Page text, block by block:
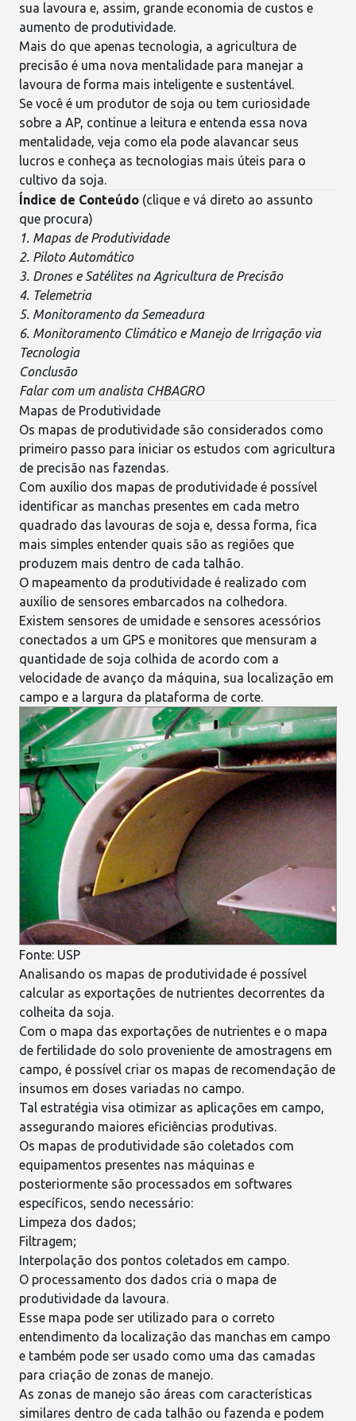
sua lavoura e, assim, grande economia de custos e
aumento de produtividade.
Mais do que apenas tecnologia, a agricultura de
precisão é uma nova mentalidade para manejar a
lavoura de forma mais inteligente e sustentável.
Se você é um produtor de soja ou tem curiosidade
sobre a AP, continue a leitura e entenda essa nova
mentalidade, veja como ela pode alavancar seus
lucros e conheça as tecnologias mais úteis para o
cultivo da soja.
Índice de Conteúdo (clique e vá direto ao assunto
que procura)
1. Mapas de Produtividade
2. Piloto Automático
3. Drones e Satélites na Agricultura de Precisão
4. Telemetria
5. Monitoramento da Semeadura
6. Monitoramento Climático e Manejo de Irrigação via
Tecnologia
Conclusão
Falar com um analista CHBAGRO
Mapas de Produtividade
Os mapas de produtividade são considerados como
primeiro passo para iniciar os estudos com agricultura
de precisão nas fazendas.
Com auxílio dos mapas de produtividade é possível
identificar as manchas presentes em cada metro
quadrado das lavouras de soja e, dessa forma, fica
mais simples entender quais são as regiões que
produzem mais dentro de cada talhão.
O mapeamento da produtividade é realizado com
auxílio de sensores embarcados na colhedora.
Existem sensores de umidade e sensores acessórios
conectados a um GPS e monitores que mensuram a
quantidade de soja colhida de acordo com a
velocidade de avanço da máquina, sua localização em
campo e a largura da plataforma de corte.
Fonte: USP
Analisando os mapas de produtividade é possível
calcular as exportações de nutrientes decorrentes da
colheita da soja.
Com o mapa das exportações de nutrientes e o mapa
de fertilidade do solo proveniente de amostragens em
campo, é possível criar os mapas de recomendação de
insumos em doses variadas no campo.
Tal estratégia visa otimizar as aplicações em campo,
assegurando maiores eficiências produtivas.
Os mapas de produtividade são coletados com
equipamentos presentes nas máquinas e
posteriormente são processados em softwares
específicos, sendo necessário:
Limpeza dos dados;
Filtragem;
Interpolação dos pontos coletados em campo.
O processamento dos dados cria o mapa de
produtividade da lavoura.
Esse mapa pode ser utilizado para o correto
entendimento da localização das manchas em campo
e também pode ser usado como uma das camadas
para criação de zonas de manejo.
As zonas de manejo são áreas com características
similares dentro de cada talhão ou fazenda e podem